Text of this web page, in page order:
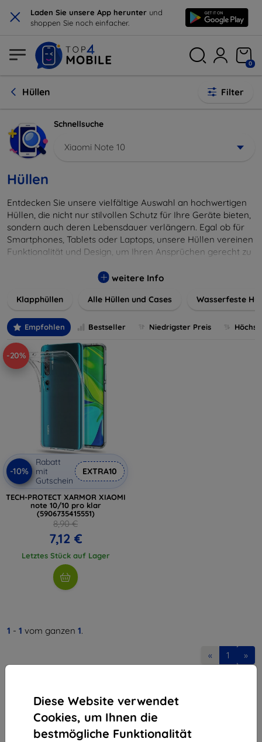
× Laden Sie unsere App herunter und
shoppen Sie noch einfacher.
Diese Website verwendet
Cookies, um Ihnen die
bestmögliche Funktionalität
0
Hüllen Filter
Schnellsuche
Xiaomi Note 10
Hüllen
Entdecken Sie unsere vielfältige Auswahl an hochwertigen
Hüllen, die nicht nur stilvollen Schutz für Ihre Geräte bieten,
sondern auch deren Lebensdauer verlängern. Egal ob für
Smartphones, Tablets oder Laptops, unsere Hüllen vereinen
Funktionalität und Design, um Ihren Ansprüchen gerecht zu
Farben, um Ihren persönlichen Stil perfekt zu
weitere Info
Klapphüllen Alle Hüllen und Cases Wasserfeste
Empfohlen Bestseller Niedrigster Preis
-20%
-10%
Rabatt
mit
Gutschein
EXTRA10
TECH-PROTECT XARMOR XIAOMI
note 10/10 pro klar
(5906735415551)
8,90 €
7,12 €
Letztes Stück auf Lager
1 - 1 vom ganzen 1.
« 1 »